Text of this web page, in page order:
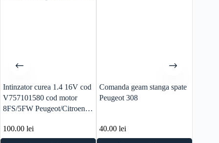
Intinzator curea 1.4 16V cod
V757101580 cod motor
8FS/5FW Peugeot/Citroen
100.00 lei
Comanda geam stanga spate
Peugeot 308
40.00lei